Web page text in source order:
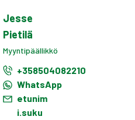
Jesse
Pietilä
Myyntipäällikkö
+358504082210
WhatsApp
etunim
i.suku